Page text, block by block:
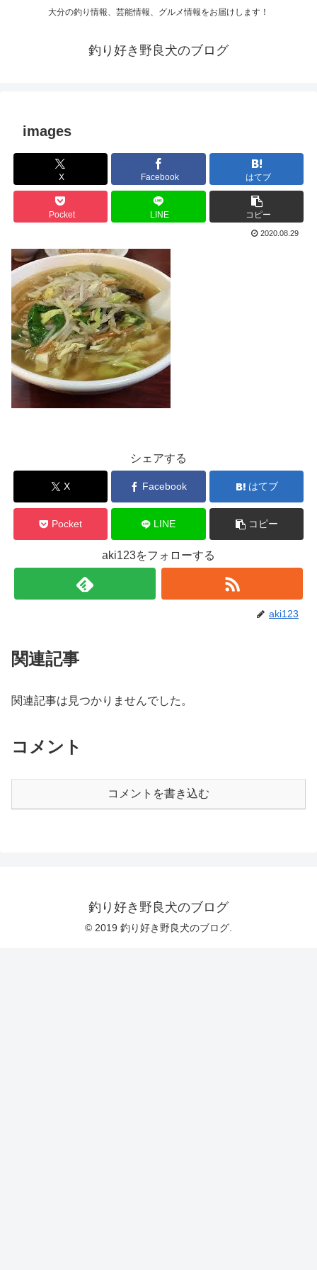
大分の釣り情報、芸能情報、グルメ情報をお届けします！
釣り好き野良犬のブログ
images
X Facebook はてブ
Pocket LINE コピー
2020.08.29
シェアする
X Facebook はてブ
Pocket LINE コピー
aki123をフォローする
aki123
関連記事
関連記事は見つかりませんでした。
コメント
コメントを書き込む
釣り好き野良犬のブログ
© 2019 釣り好き野良犬のブログ.